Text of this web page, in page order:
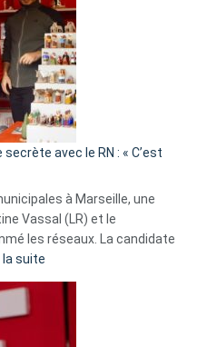
Algérie
avec le RN : « C’est
à Marseille, une
Vassal (LR) et le
les réseaux. La candidate
la suite
d’alliance